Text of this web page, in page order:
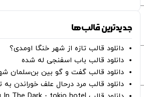
جدیدترین قالب‌ها
دانلود قالب تازه از شهر خنگا اومدی؟
دانلود قالب باب اسفنجی له شده
دانلود قالب گفت و گو بین بن‌سلمان
دانلود قالب مرد درحال علف خوراندن